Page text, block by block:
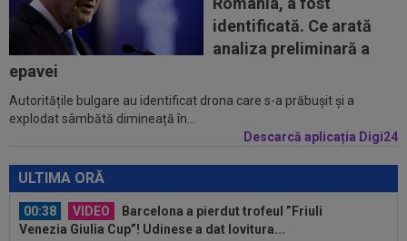
identificată. Ce arată
analiza preliminară a
epavei
Autoritățile bulgare au identificat drona care s-a prăbușit și a
explodat sâmbătă dimineață în...
Descarcă aplicația Digi24
ULTIMA ORĂ
provocat penalty-ul din care Dinamo a...
EXCLUSIV
Salariul lui Marius Șumudică la
CFR Cluj. Peste Pancu la Rapid și de două ori...
00:39
Reacția total neașteptată a lui Nuno Campos,
întrebat de Adrian Mazilu după...
umilința cu Dinamo
00:38 VIDEO
Barcelona a pierdut trofeul ”Friuli
Venezia Giulia Cup”! Udinese a dat lovitura...